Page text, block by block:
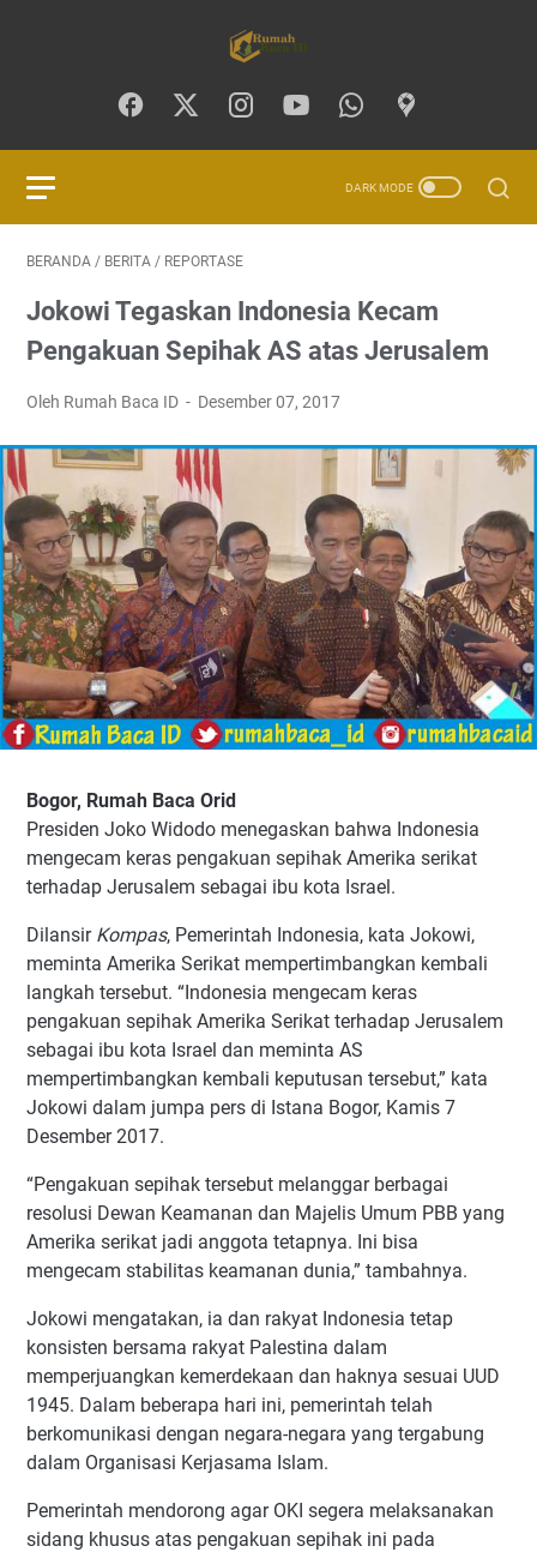
BERANDA / BERITA / REPORTASE
Jokowi Tegaskan Indonesia Kecam
Pengakuan Sepihak AS atas Jerusalem
Oleh Rumah Baca ID Desember 07, 2017
Bogor, Rumah Baca Orid
Presiden Joko Widodo menegaskan bahwa Indonesia
mengecam keras pengakuan sepihak Amerika serikat
terhadap Jerusalem sebagai ibu kota Israel.
Dilansir Kompas, Pemerintah Indonesia, kata Jokowi,
meminta Amerika Serikat mempertimbangkan kembali
langkah tersebut. “Indonesia mengecam keras
pengakuan sepihak Amerika Serikat terhadap Jerusalem
sebagai ibu kota Israel dan meminta AS
mempertimbangkan kembali keputusan tersebut,” kata
Jokowi dalam jumpa pers di Istana Bogor, Kamis 7
Desember 2017.
“Pengakuan sepihak tersebut melanggar berbagai
resolusi Dewan Keamanan dan Majelis Umum PBB yang
Amerika serikat jadi anggota tetapnya. Ini bisa
mengecam stabilitas keamanan dunia,” tambahnya.
Jokowi mengatakan, ia dan rakyat Indonesia tetap
konsisten bersama rakyat Palestina dalam
memperjuangkan kemerdekaan dan haknya sesuai UUD
1945. Dalam beberapa hari ini, pemerintah telah
berkomunikasi dengan negara-negara yang tergabung
dalam Organisasi Kerjasama Islam.
Pemerintah mendorong agar OKI segera melaksanakan
sidang khusus atas pengakuan sepihak ini pada